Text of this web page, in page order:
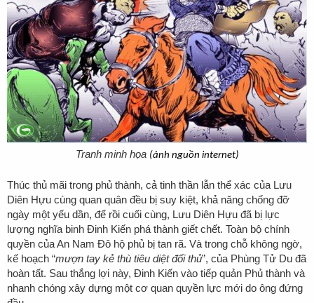
Tranh minh họa (ảnh nguồn internet)
Thúc thủ mãi trong phủ thành, cả tinh thần lẫn thể xác của Lưu
Diên Hựu cùng quan quân đều bị suy kiệt, khả năng chống đỡ
ngày một yếu dần, để rồi cuối cùng, Lưu Diên Hựu đã bị lực
lượng nghĩa binh Đinh Kiến phá thành giết chết. Toàn bộ chính
quyền của An Nam Đô hộ phủ bị tan rã. Và trong chỗ không ngờ,
kế hoạch “mượn tay kẻ thù tiêu diệt đối thủ”, của Phùng Tử Du đã
hoàn tất. Sau thắng lợi này, Đinh Kiến vào tiếp quản Phủ thành và
nhanh chóng xây dựng một cơ quan quyền lực mới do ông đứng